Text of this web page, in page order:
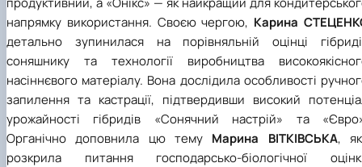
напрямку використання. Своєю чергою, Карина
детально зупинилася на порівняльній оцінці
соняшнику та технології виробництва
насіннєвого матеріалу. Вона дослідила особливості
запилення та кастрації, підтвердивши високий
урожайності гібридів «Сонячний настрій» та
Органічно доповнила цю тему Марина ВІТКІВСЬКА,
розкрила питання господарсько-біологічної